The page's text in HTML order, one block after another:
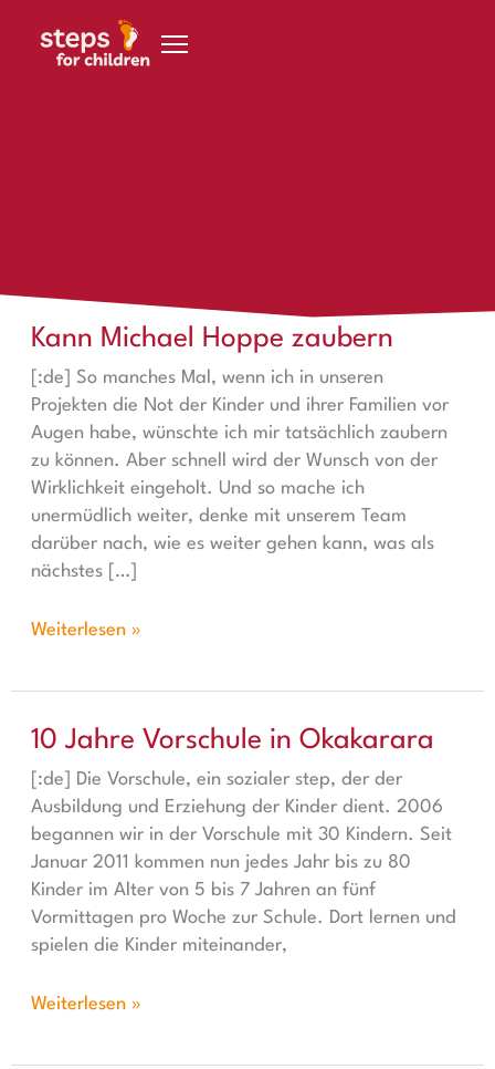
Kann Michael Hoppe zaubern
[:de] So manches Mal, wenn ich in unseren
Projekten die Not der Kinder und ihrer Familien vor
Augen habe, wünschte ich mir tatsächlich zaubern
zu können. Aber schnell wird der Wunsch von der
Wirklichkeit eingeholt. Und so mache ich
unermüdlich weiter, denke mit unserem Team
darüber nach, wie es weiter gehen kann, was als
nächstes […]
Kann Michael Hoppe zaubern
Weiterlesen »
10 Jahre Vorschule in Okakarara
[:de] Die Vorschule, ein sozialer step, der der
Ausbildung und Erziehung der Kinder dient. 2006
begannen wir in der Vorschule mit 30 Kindern. Seit
Januar 2011 kommen nun jedes Jahr bis zu 80
Kinder im Alter von 5 bis 7 Jahren an fünf
Vormittagen pro Woche zur Schule. Dort lernen und
spielen die Kinder miteinander,
10 Jahre Vorschule in Okakarara
Weiterlesen »